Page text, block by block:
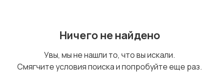
Ничего не найдено
Увы, мы не нашли то, что вы искали.
Смягчите условия поиска и попробуйте еще раз.